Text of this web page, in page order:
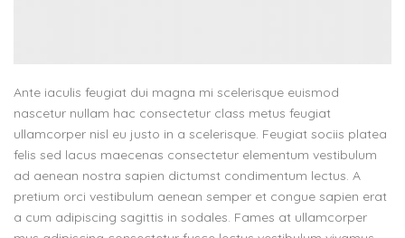
Ante iaculis feugiat dui magna mi scelerisque euismod
nascetur nullam hac consectetur class metus feugiat
ullamcorper nisl eu justo in a scelerisque. Feugiat sociis platea
felis sed lacus maecenas consectetur elementum vestibulum
ad aenean nostra sapien dictumst condimentum lectus. A
pretium orci vestibulum aenean semper et congue sapien erat
a cum adipiscing sagittis in sodales. Fames at ullamcorper